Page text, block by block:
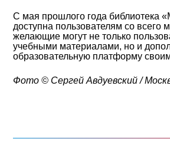
С мая прошлого года библиотека
доступна пользователям со всего
желающие могут не только
учебными материалами, но и
образовательную платформу
Фото © Сергей Авдуевский /